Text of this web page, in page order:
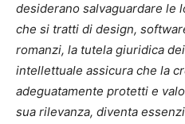
desiderano salvaguardare le
che si tratti di design,
romanzi, la tutela giuridica
intellettuale assicura che la
adeguatamente protetti e
sua rilevanza, diventa